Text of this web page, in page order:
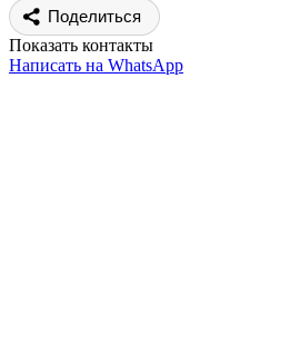
Поделиться
Показать контакты
Написать на WhatsApp